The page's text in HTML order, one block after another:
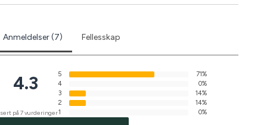
Anmeldelser (7) Fellesskap
4.3
på 7 vurderinger
5
71%
4
0%
3
14%
2
14%
1
0%